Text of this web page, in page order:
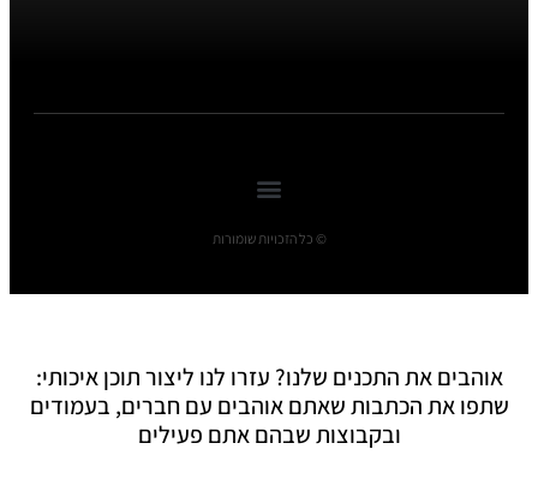
© כל הזכויות שומורות
אוהבים את התכנים שלנו? עזרו לנו ליצור תוכן איכותי:
שתפו את הכתבות שאתם אוהבים עם חברים, בעמודים
ובקבוצות שבהם אתם פעילים